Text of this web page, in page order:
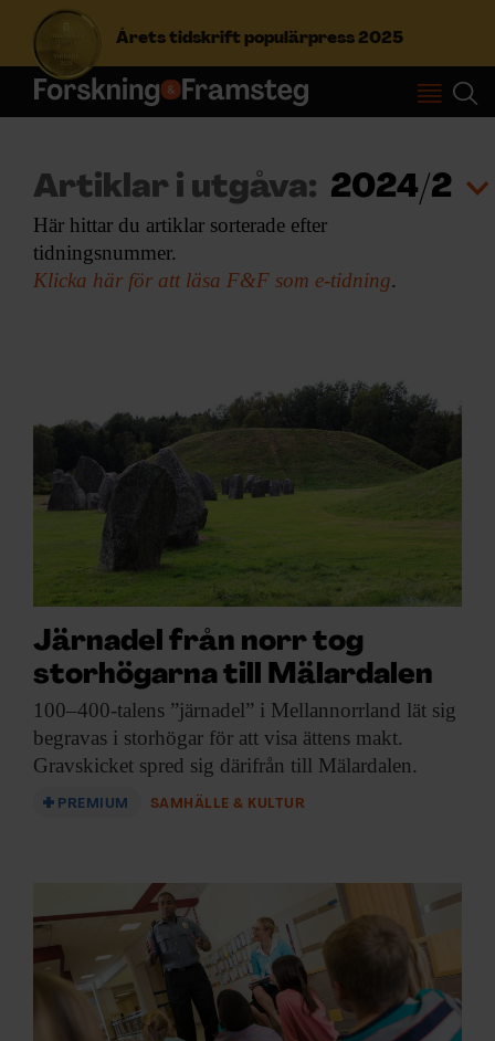
Årets tidskrift populärpress 2025
S
e
t
e
r
Prenumerera
Logga in
ÄMNEN
ARKIV & E-TIDNING
LYSSNA/PODD
SHOP
KONTAKTA F&F
SKRIV I F&F
ANNONSERA I F&F
OM F&F
Artiklar i utgåva: 2024/2
Här hittar du artiklar sorterade efter
tidningsnummer.
Klicka här för att läsa F&F som e-tidning.
Järnadel från norr tog
storhögarna till Mälardalen
100–400-talens ”järnadel” i Mellannorrland lät sig
begravas i storhögar för att visa ättens makt.
Gravskicket spred sig därifrån till Mälardalen.
PREMIUM SAMHÄLLE & KULTUR